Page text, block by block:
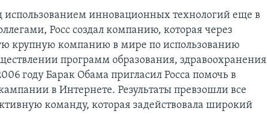
использованием инновационных технологий еще в
Росс создал компанию, которая через
крупную компанию в мире по использованию
программ образования, здравоохранения
году Барак Обама пригласил Росса помочь в
в Интернете. Результаты превзошли все
команду, которая задействовала широкий